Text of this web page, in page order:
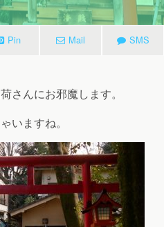
Pin Mail SMS
さんにお邪魔します。
いますね。